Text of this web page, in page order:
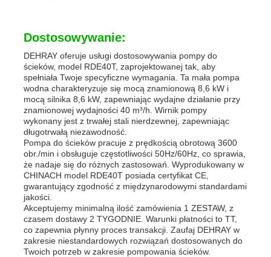
Dostosowywanie:
DEHRAY oferuje usługi dostosowywania pompy do
ścieków, model RDE40T, zaprojektowanej tak, aby
spełniała Twoje specyficzne wymagania. Ta mała pompa
wodna charakteryzuje się mocą znamionową 8,6 kW i
mocą silnika 8,6 kW, zapewniając wydajne działanie przy
znamionowej wydajności 40 m³/h. Wirnik pompy
wykonany jest z trwałej stali nierdzewnej, zapewniając
długotrwałą niezawodność.
Pompa do ścieków pracuje z prędkością obrotową 3600
obr./min i obsługuje częstotliwości 50Hz/60Hz, co sprawia,
że nadaje się do różnych zastosowań. Wyprodukowany w
CHINACH model RDE40T posiada certyfikat CE,
gwarantujący zgodność z międzynarodowymi standardami
jakości.
Akceptujemy minimalną ilość zamówienia 1 ZESTAW, z
czasem dostawy 2 TYGODNIE. Warunki płatności to TT,
co zapewnia płynny proces transakcji. Zaufaj DEHRAY w
zakresie niestandardowych rozwiązań dostosowanych do
Twoich potrzeb w zakresie pompowania ścieków.